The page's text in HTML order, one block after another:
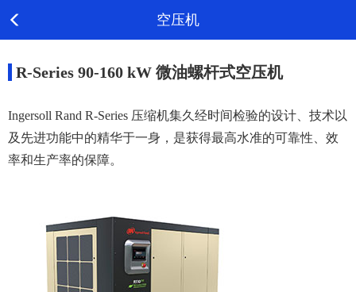
空压机
R-Series 90-160 kW 微油螺杆式空压机
Ingersoll Rand R-Series 压缩机集久经时间检验的设计、技术以
及先进功能中的精华于一身，是获得最高水准的可靠性、效
率和生产率的保障。